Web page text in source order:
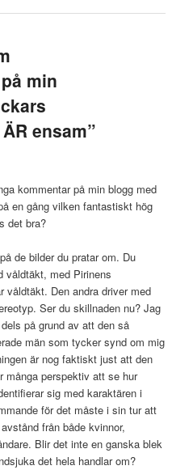
min
ensam”
kommentar på min blogg med
en gång vilken fantastiskt hög
det bra?
de bilder du pratar om. Du
våldtäkt, med Pirinens
våldtäkt. Den andra driver med
Ser du skillnaden nu? Jag
på grund av att den så
män som tycker synd om mig
är nog faktiskt just att den
många perspektiv att se hur
sig med karaktären i
för det måste i sin tur att
från både kvinnor,
Blir det inte en ganska blek
det hela handlar om?